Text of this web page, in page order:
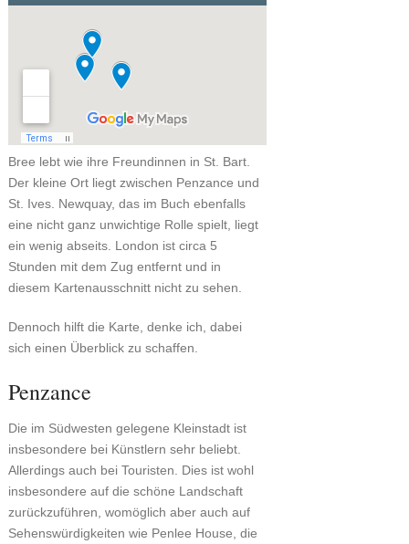
Bree lebt wie ihre Freundinnen in St. Bart.
Der kleine Ort liegt zwischen Penzance und
St. Ives. Newquay, das im Buch ebenfalls
eine nicht ganz unwichtige Rolle spielt, liegt
ein wenig abseits. London ist circa 5
Stunden mit dem Zug entfernt und in
diesem Kartenausschnitt nicht zu sehen.
Dennoch hilft die Karte, denke ich, dabei
sich einen Überblick zu schaffen.
Penzance
Die im Südwesten gelegene Kleinstadt ist
insbesondere bei Künstlern sehr beliebt.
Allerdings auch bei Touristen. Dies ist wohl
insbesondere auf die schöne Landschaft
zurückzuführen, womöglich aber auch auf
Sehenswürdigkeiten wie Penlee House, die